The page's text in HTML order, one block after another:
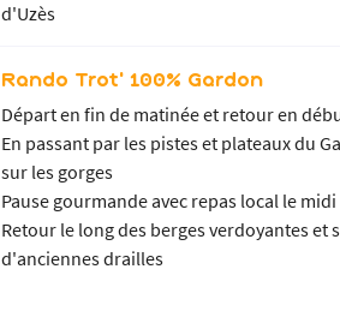
d'Uzès
Rando Trot' 100% Gardon
Départ en fin de matinée et retour en
En passant par les pistes et plateaux du
sur les gorges
Pause gourmande avec repas local le midi
Retour le long des berges verdoyantes et
d'anciennes drailles